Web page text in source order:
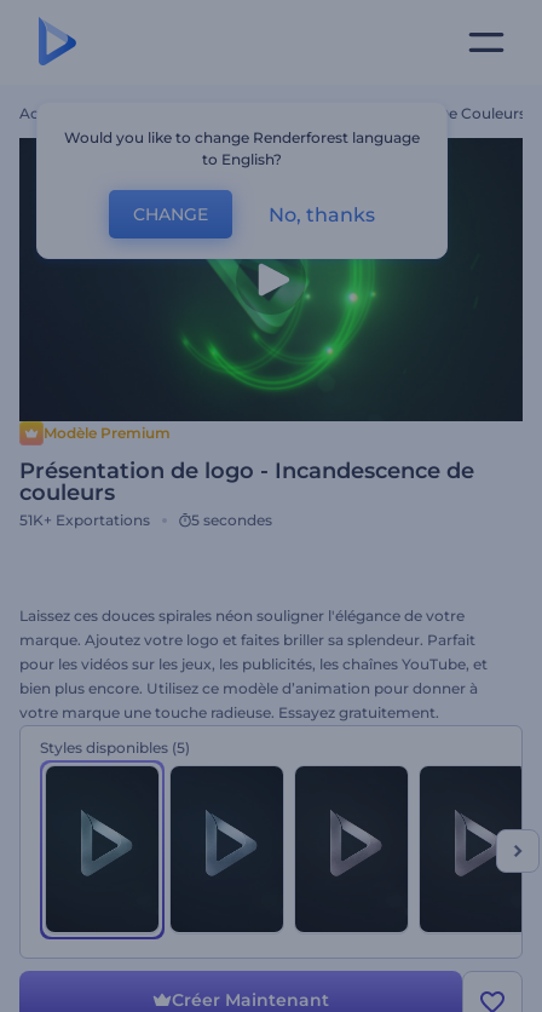
Accueil Présentation De Logo - Incandescence De Couleurs
Modèle Premium
Présentation de logo - Incandescence de
couleurs
51K+ Exportations 5 secondes
Laissez ces douces spirales néon souligner l'élégance de votre
marque. Ajoutez votre logo et faites briller sa splendeur. Parfait
pour les vidéos sur les jeux, les publicités, les chaînes YouTube, et
bien plus encore. Utilisez ce modèle d’animation pour donner à
votre marque une touche radieuse. Essayez gratuitement.
Styles disponibles (5)
Créer Maintenant
Would you like to change Renderforest language
to English?
CHANGE No, thanks